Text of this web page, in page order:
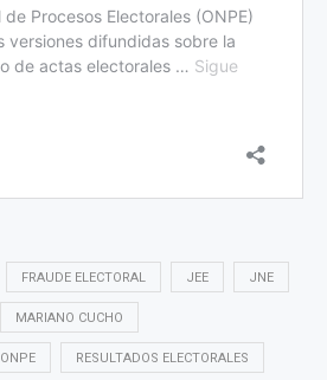
FRAUDE ELECTORAL JEE JNE
MARIANO CUCHO
ONPE RESULTADOS ELECTORALES